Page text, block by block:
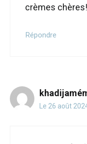
crèmes chères!
Répondre
Le 26 août